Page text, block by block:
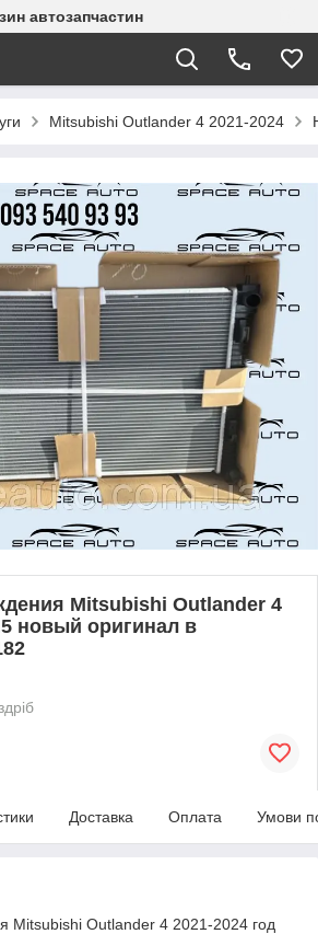
автозапчастин
Mitsubishi Outlander 4 2021-2024
Mitsubishi Outlander 4
новый оригинал в
Доставка Оплата Умови
Mitsubishi Outlander 4 2021-2024 год